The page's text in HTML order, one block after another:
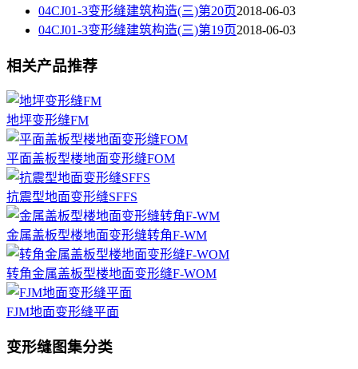
04CJ01-3变形缝建筑构造(三)第20页2018-06-03
04CJ01-3变形缝建筑构造(三)第19页2018-06-03
相关产品推荐
地坪变形缝FM
平面盖板型楼地面变形缝FOM
抗震型地面变形缝SFFS
金属盖板型楼地面变形缝转角F-WM
转角金属盖板型楼地面变形缝F-WOM
FJM地面变形缝平面
变形缝图集分类